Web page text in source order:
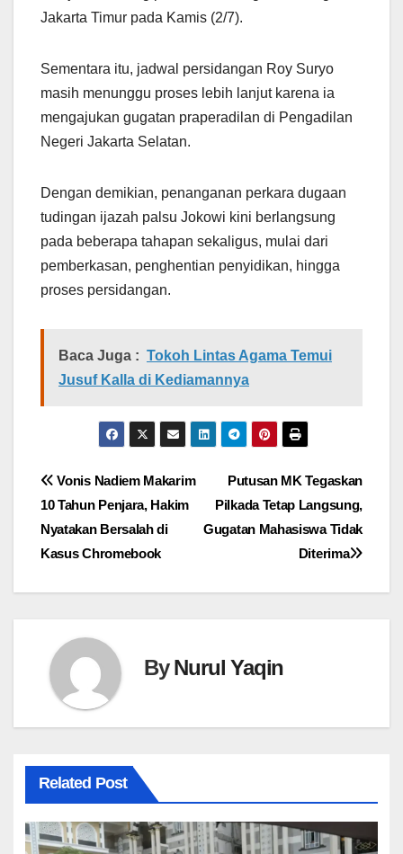
Jakarta Timur pada Kamis (2/7).
Sementara itu, jadwal persidangan Roy Suryo
masih menunggu proses lebih lanjut karena ia
mengajukan gugatan praperadilan di Pengadilan
Negeri Jakarta Selatan.
Dengan demikian, penanganan perkara dugaan
tudingan ijazah palsu Jokowi kini berlangsung
pada beberapa tahapan sekaligus, mulai dari
pemberkasan, penghentian penyidikan, hingga
proses persidangan.
Baca Juga : Tokoh Lintas Agama Temui
Jusuf Kalla di Kediamannya
Navigasi
pos
Putusan MK Tegaskan
Pilkada Tetap Langsung,
Gugatan Mahasiswa Tidak
Diterima
Vonis Nadiem Makarim
10 Tahun Penjara, Hakim
Nyatakan Bersalah di
Kasus Chromebook
ByNurul Yaqin
Related Post